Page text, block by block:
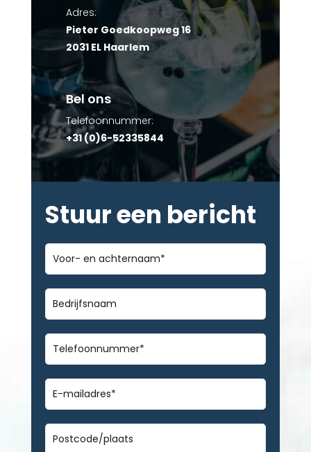
Adres:
Pieter Goedkoopweg 16
2031 EL Haarlem
Bel ons
Telefoonnummer:
+31 (0)6-52335844
Stuur een bericht
Voor-
en
achternaam*
Bedrijfsnaam
Telefoonnummer*
E-
mailadres*
Geen
titel